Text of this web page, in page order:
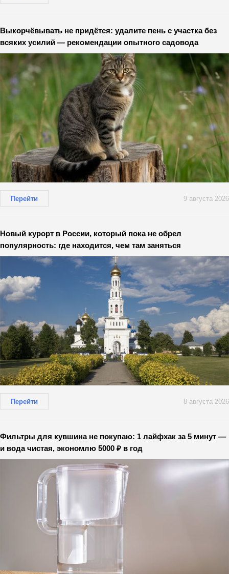
Выкорчёвывать не придётся: удалите пень с участка без
всяких усилий — рекомендации опытного садовода
Перейти 9 августа 2026
Новый курорт в России, который пока не обрел
популярность: где находится, чем там заняться
Перейти 8 августа 2026
Фильтры для кувшина не покупаю: 1 лайфхак за 5 минут —
и вода чистая, экономлю 5000 ₽ в год